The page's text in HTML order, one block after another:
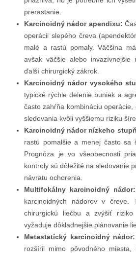
prerastanie.
Karcinoidný nádor apendixu:
operácii slepého čreva
malé a rastú pomaly. Väčšina
avšak väčšie alebo invazívnejšie
ďalší chirurgický zákrok.
Karcinoidný nádor vysokého
typické rýchle delenie buniek a
často zahŕňa kombináciu
sledovania kvôli vyššiemu riziku
Karcinoidný nádor nízkeho
rastú pomalšie a menej často sa
Prognóza je vo všeobecnosti
kontroly sú dôležité na sledovanie
návratu ochorenia.
Multifokálny karcinoidný nádor:
karcinoidných nádorov v čreve.
chirurgickú liečbu a zvýšiť
vyžaduje dôkladnejšie plánovanie
Metastatický karcinoidný nádor:
rozšíril mimo pôvodného